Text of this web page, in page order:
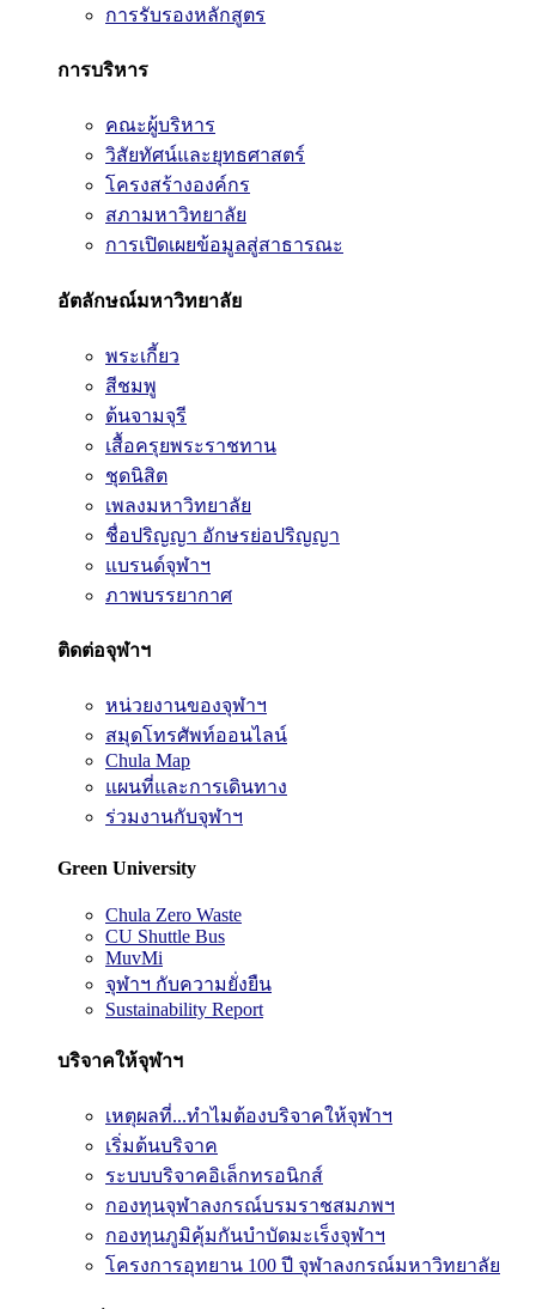
การรับรองหลักสูตร
การบริหาร
คณะผู้บริหาร
วิสัยทัศน์และยุทธศาสตร์
โครงสร้างองค์กร
สภามหาวิทยาลัย
การเปิดเผยข้อมูลสู่สาธารณะ
อัตลักษณ์มหาวิทยาลัย
พระเกี้ยว
สีชมพู
ต้นจามจุรี
เสื้อครุยพระราชทาน
ชุดนิสิต
เพลงมหาวิทยาลัย
ชื่อปริญญา อักษรย่อปริญญา
แบรนด์จุฬาฯ
ภาพบรรยากาศ
ติดต่อจุฬาฯ
หน่วยงานของจุฬาฯ
สมุดโทรศัพท์ออนไลน์
Chula Map
แผนที่และการเดินทาง
ร่วมงานกับจุฬาฯ
Green University
Chula Zero Waste
CU Shuttle Bus
MuvMi
จุฬาฯ กับความยั่งยืน
Sustainability Report
บริจาคให้จุฬาฯ
เหตุผลที่...ทำไมต้องบริจาคให้จุฬาฯ
เริ่มต้นบริจาค
ระบบบริจาคอิเล็กทรอนิกส์
กองทุนจุฬาลงกรณ์บรมราชสมภพฯ
กองทุนภูมิคุ้มกันบำบัดมะเร็งจุฬาฯ
โครงการอุทยาน 100 ปี จุฬาลงกรณ์มหาวิทยาลัย